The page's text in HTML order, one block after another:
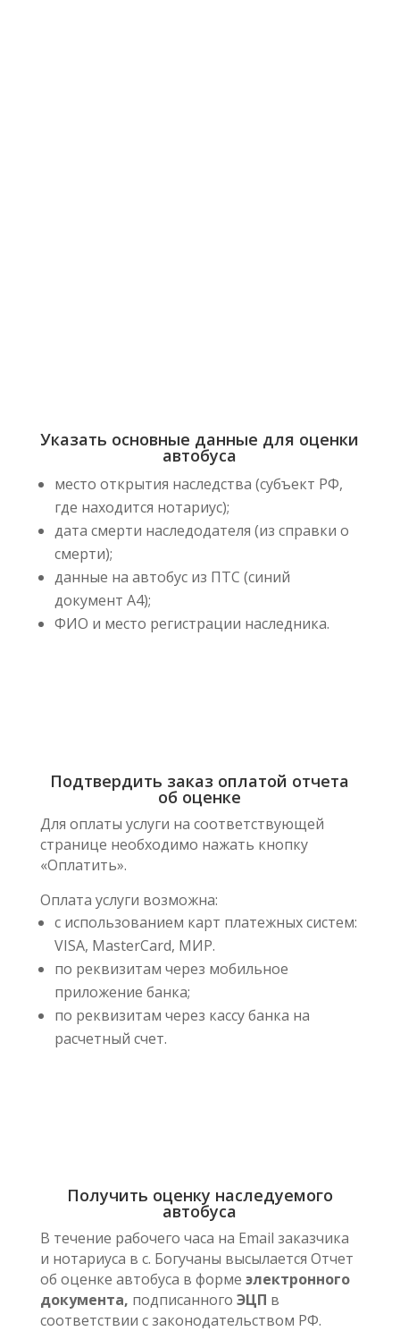
Указать основные данные для оценки
автобуса
место открытия наследства (субъект РФ,
где находится нотариус);
дата смерти наследодателя (из справки о
смерти);
данные на автобус из ПТС (синий
документ А4);
ФИО и место регистрации наследника.
Подтвердить заказ оплатой отчета
об оценке
Для оплаты услуги на соответствующей
странице необходимо нажать кнопку
«Оплатить».
Оплата услуги возможна:
с использованием карт платежных систем:
VISA, MasterCard, МИР.
по реквизитам через мобильное
приложение банка;
по реквизитам через кассу банка на
расчетный счет.
Получить оценку наследуемого
автобуса
В течение рабочего часа на Email заказчика
и нотариуса в с. Богучаны высылается Отчет
об оценке автобуса в форме электронного
документа, подписанного ЭЦП в
соответствии с законодательством РФ.